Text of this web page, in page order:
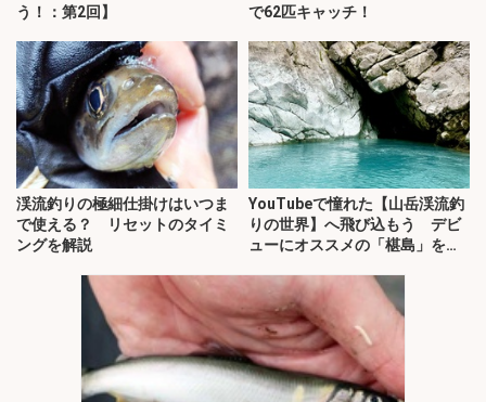
う！：第2回】 で62匹キャッチ！
渓流釣りの極細仕掛けはいつま
で使える？ リセットのタイミ
ングを解説
YouTubeで憧れた【山岳渓流釣
りの世界】へ飛び込もう デビ
ューにオススメの「椹島」を紹